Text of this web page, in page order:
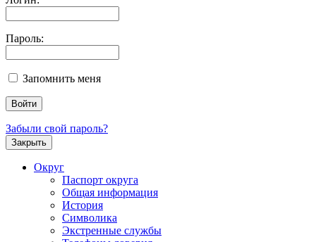
Пароль:
Запомнить меня
Забыли свой пароль?
Закрыть
Округ
Паспорт округа
Общая информация
История
Символика
Экстренные службы